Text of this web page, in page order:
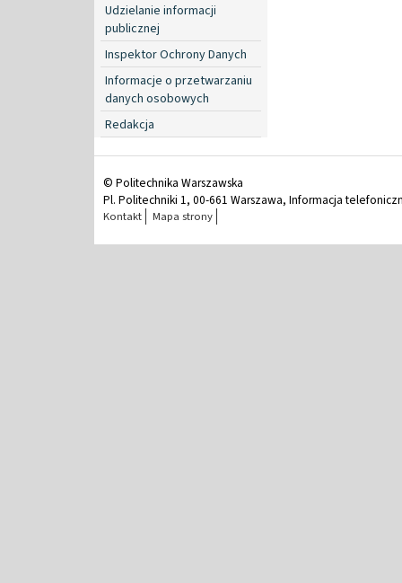
Udzielanie informacji
publicznej
Inspektor Ochrony Danych
Informacje o przetwarzaniu
danych osobowych
Redakcja
© Politechnika Warszawska
Pl. Politechniki 1, 00-661 Warszawa, Informacja
Kontakt Mapa strony